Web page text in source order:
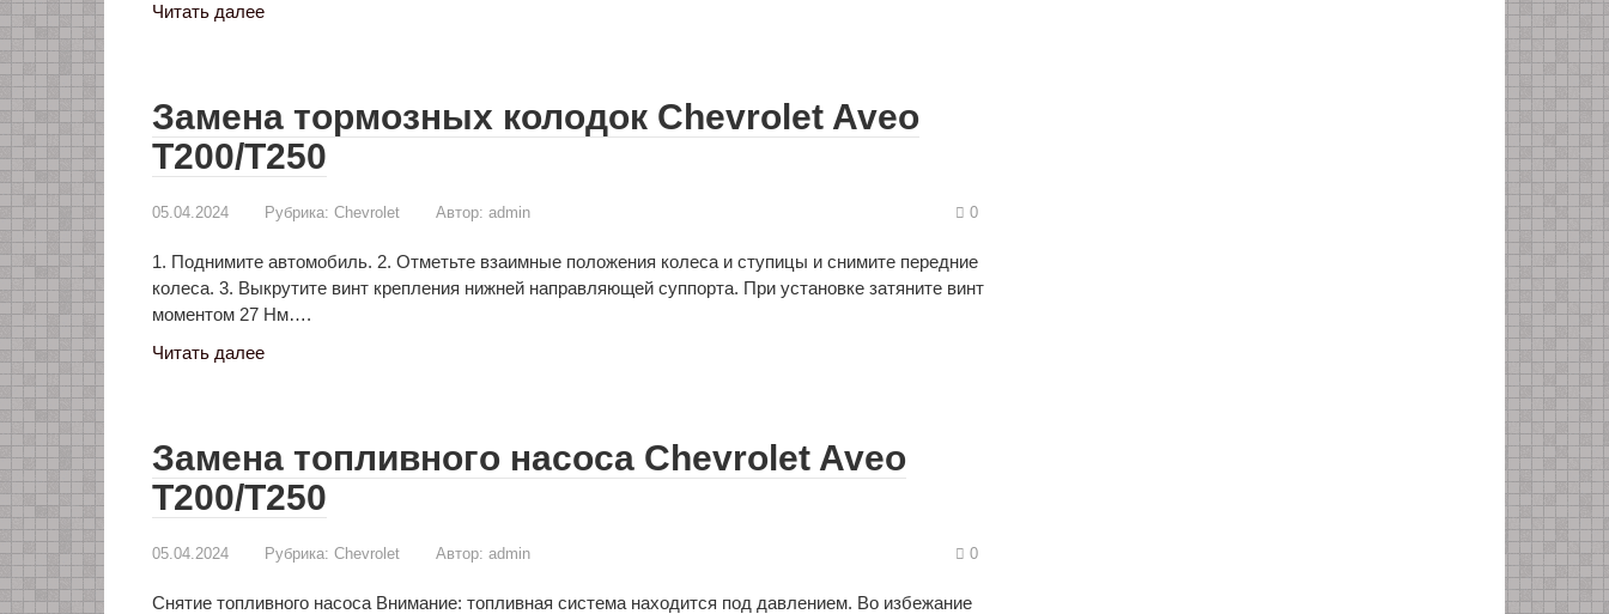
Читать далее
Замена тормозных колодок Chevrolet Aveo
T200/T250
05.04.2024 Рубрика: Chevrolet Автор: admin 0
1. Поднимите автомобиль. 2. Отметьте взаимные положения колеса и ступицы и снимите передние
колеса. 3. Выкрутите винт крепления нижней направляющей суппорта. При установке затяните винт
моментом 27 Нм….
Читать далее
Замена топливного насоса Chevrolet Aveo
Т200/Т250
05.04.2024 Рубрика: Chevrolet Автор: admin 0
Снятие топливного насоса Внимание: топливная система находится под давлением. Во избежание